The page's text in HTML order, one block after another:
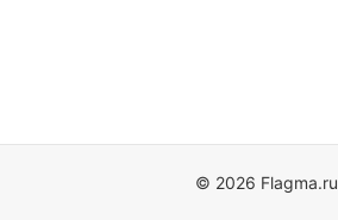
© 2026 Flagma.ru